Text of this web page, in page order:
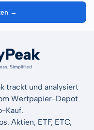
→
trackt und analysiert
Wertpapier-Depot
Kauf.
Aktien, ETF, ETC,